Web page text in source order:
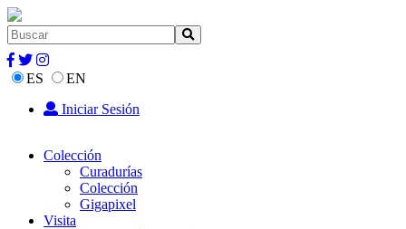
ES
EN
Iniciar Sesión
Colección
Curadurías
Colección
Gigapixel
Visita